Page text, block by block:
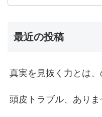
最近の投稿
真実を見抜く力とは、
頭皮トラブル、あり